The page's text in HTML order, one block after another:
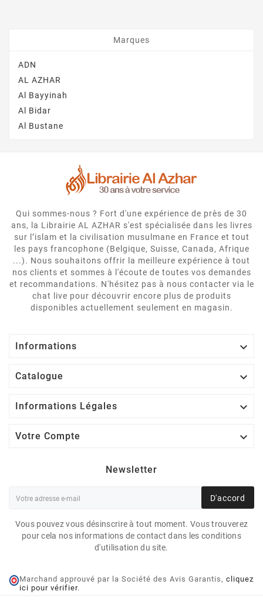
Marques
ADN
AL AZHAR
Al Bayyinah
Al Bidar
Al Bustane
Qui sommes-nous ? Fort d'une expérience de près de 30
ans, la Librairie AL AZHAR s'est spécialisée dans les livres
sur l’islam et la civilisation musulmane en France et tout
les pays francophone (Belgique, Suisse, Canada, Afrique
...). Nous souhaitons offrir la meilleure expérience à tout
nos clients et sommes à l'écoute de toutes vos demandes
et recommandations. N'hésitez pas à nous contacter via le
chat live pour découvrir encore plus de produits
disponibles actuellement seulement en magasin.
Informations 
Catalogue 
Informations Légales 
Votre Compte 
Newsletter
D'accord
Vous pouvez vous désinscrire à tout moment. Vous trouverez
pour cela nos informations de contact dans les conditions
d'utilisation du site.
Marchand approuvé par la Société des Avis Garantis, cliquez
ici pour vérifier.